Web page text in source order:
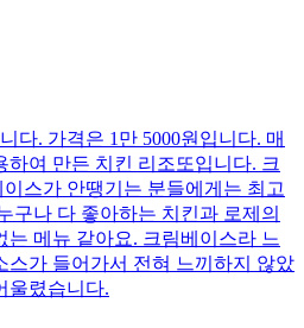
다. 가격은 1만 5000원입니다. 매
하여 만든 치킨 리조또입니다. 크
스가 안땡기는 분들에게는 최고
구나 다 좋아하는 치킨과 로제의
는 메뉴 같아요. 크림베이스라 느
스가 들어가서 전혀 느끼하지 않았
울렸습니다.